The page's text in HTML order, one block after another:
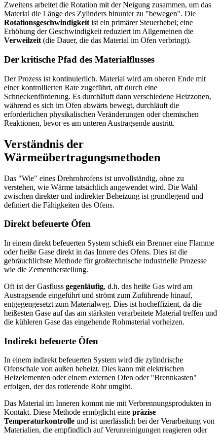
Zweitens arbeitet die Rotation mit der Neigung zusammen, um das
Material die Länge des Zylinders hinunter zu "bewegen". Die
Rotationsgeschwindigkeit ist ein primärer Steuerhebel; eine
Erhöhung der Geschwindigkeit reduziert im Allgemeinen die
Verweilzeit (die Dauer, die das Material im Ofen verbringt).
Der kritische Pfad des Materialflusses
Der Prozess ist kontinuierlich. Material wird am oberen Ende mit
einer kontrollierten Rate zugeführt, oft durch eine
Schneckenförderung. Es durchläuft dann verschiedene Heizzonen,
während es sich im Ofen abwärts bewegt, durchläuft die
erforderlichen physikalischen Veränderungen oder chemischen
Reaktionen, bevor es am unteren Austragsende austritt.
Verständnis der
Wärmeübertragungsmethoden
Das "Wie" eines Drehrohrofens ist unvollständig, ohne zu
verstehen, wie Wärme tatsächlich angewendet wird. Die Wahl
zwischen direkter und indirekter Beheizung ist grundlegend und
definiert die Fähigkeiten des Ofens.
Direkt befeuerte Öfen
In einem direkt befeuerten System schießt ein Brenner eine Flamme
oder heiße Gase direkt in das Innere des Ofens. Dies ist die
gebräuchlichste Methode für großtechnische industrielle Prozesse
wie die Zementherstellung.
Oft ist der Gasfluss gegenläufig, d.h. das heiße Gas wird am
Austragsende eingeführt und strömt zum Zuführende hinauf,
entgegengesetzt zum Materialweg. Dies ist hocheffizient, da die
heißesten Gase auf das am stärksten verarbeitete Material treffen und
die kühleren Gase das eingehende Rohmaterial vorheizen.
Indirekt befeuerte Öfen
In einem indirekt befeuerten System wird die zylindrische
Ofenschale von außen beheizt. Dies kann mit elektrischen
Heizelementen oder einem externen Ofen oder "Brennkasten"
erfolgen, der das rotierende Rohr umgibt.
Das Material im Inneren kommt nie mit Verbrennungsprodukten in
Kontakt. Diese Methode ermöglicht eine präzise
Temperaturkontrolle und ist unerlässlich bei der Verarbeitung von
Materialien, die empfindlich auf Verunreinigungen reagieren oder